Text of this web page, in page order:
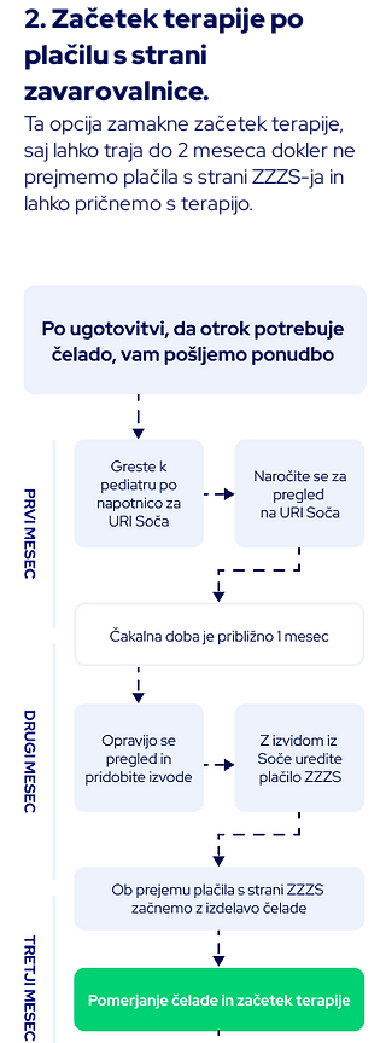
2. Začetek terapije po
plačilu s strani
zavarovalnice.
Ta opcija zamakne začetek terapije,
saj lahko traja do 2 meseca dokler ne
prejmemo plačila s strani ZZZS-ja in
lahko pričnemo s terapijo.